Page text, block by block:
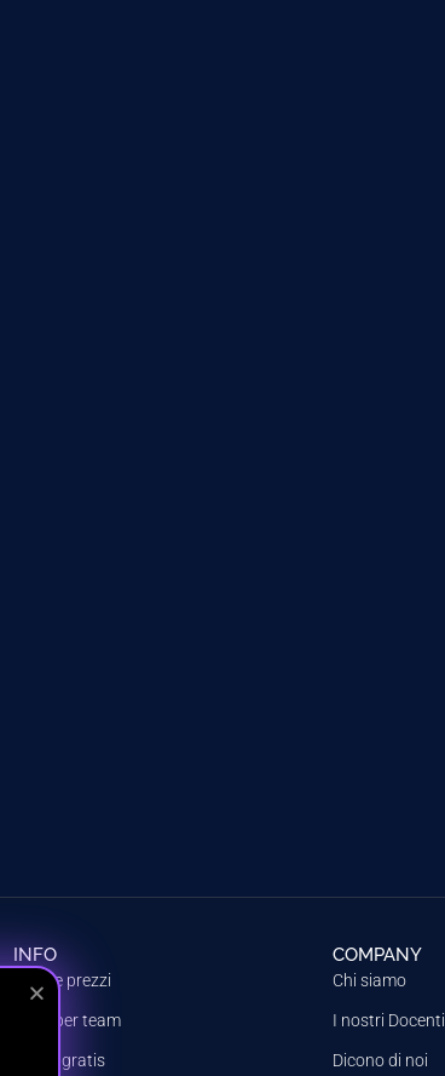
INFO
Piani e prezzi
Piani per team
Prova gratis
COMPANY
Chi siamo
I nostri Docenti
Dicono di noi